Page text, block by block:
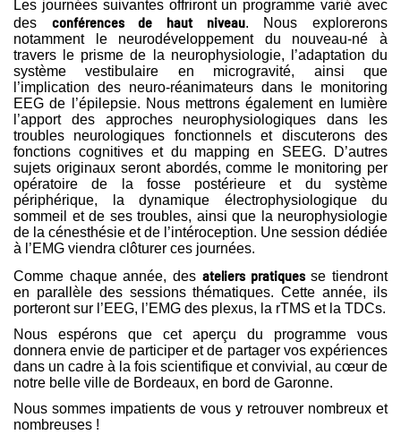
Les journées suivantes offriront un programme varié avec
des conférences de haut niveau. Nous explorerons
notamment le neurodéveloppement du nouveau-né à
travers le prisme de la neurophysiologie, l’adaptation du
système vestibulaire en microgravité, ainsi que
l’implication des neuro-réanimateurs dans le monitoring
EEG de l’épilepsie. Nous mettrons également en lumière
l’apport des approches neurophysiologiques dans les
troubles neurologiques fonctionnels et discuterons des
fonctions cognitives et du mapping en SEEG. D’autres
sujets originaux seront abordés, comme le monitoring per
opératoire de la fosse postérieure et du système
périphérique, la dynamique électrophysiologique du
sommeil et de ses troubles, ainsi que la neurophysiologie
de la cénesthésie et de l’intéroception. Une session dédiée
à l’EMG viendra clôturer ces journées.
Comme chaque année, des ateliers pratiquesse tiendront
en parallèle des sessions thématiques. Cette année, ils
porteront sur l’EEG, l’EMG des plexus, la rTMS et la TDCs.
Nous espérons que cet aperçu du programme vous
donnera envie de participer et de partager vos expériences
dans un cadre à la fois scientifique et convivial, au cœur de
notre belle ville de Bordeaux, en bord de Garonne.
Nous sommes impatients de vous y retrouver nombreux et
nombreuses !